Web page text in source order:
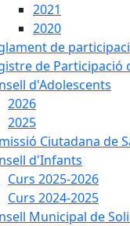
2021
2020
de
de Participació
d'Adolescents
2026
2025
Ciutadana de
d'Infants
Curs 2025-2026
Curs 2024-2025
Municipal de